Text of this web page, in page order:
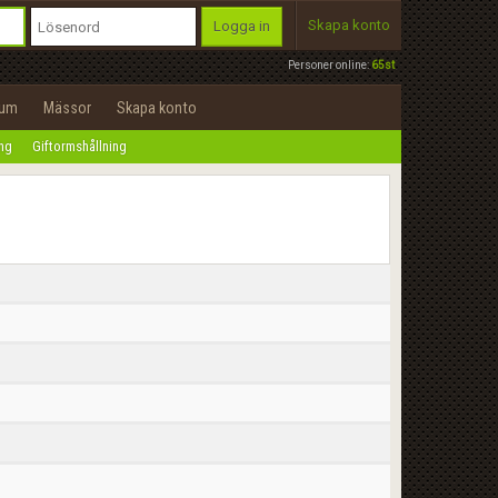
Personer online:65st
Logga in Skapa konto
Mässor Skapa konto
Giftormshållning